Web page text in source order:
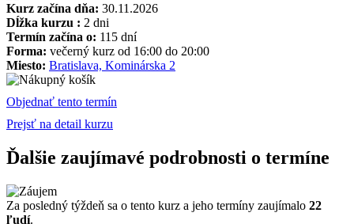
Kurz začína dňa: 30.11.2026
Dĺžka kurzu : 2 dni
Termín začína o: 115 dní
Forma: večerný kurz od 16:00 do 20:00
Miesto: Bratislava, Kominárska 2
Objednať tento termín
Prejsť na detail kurzu
Ďalšie zaujímavé podrobnosti o termíne
Za posledný týždeň sa o tento kurz a jeho termíny zaujímalo 22
ľudí.